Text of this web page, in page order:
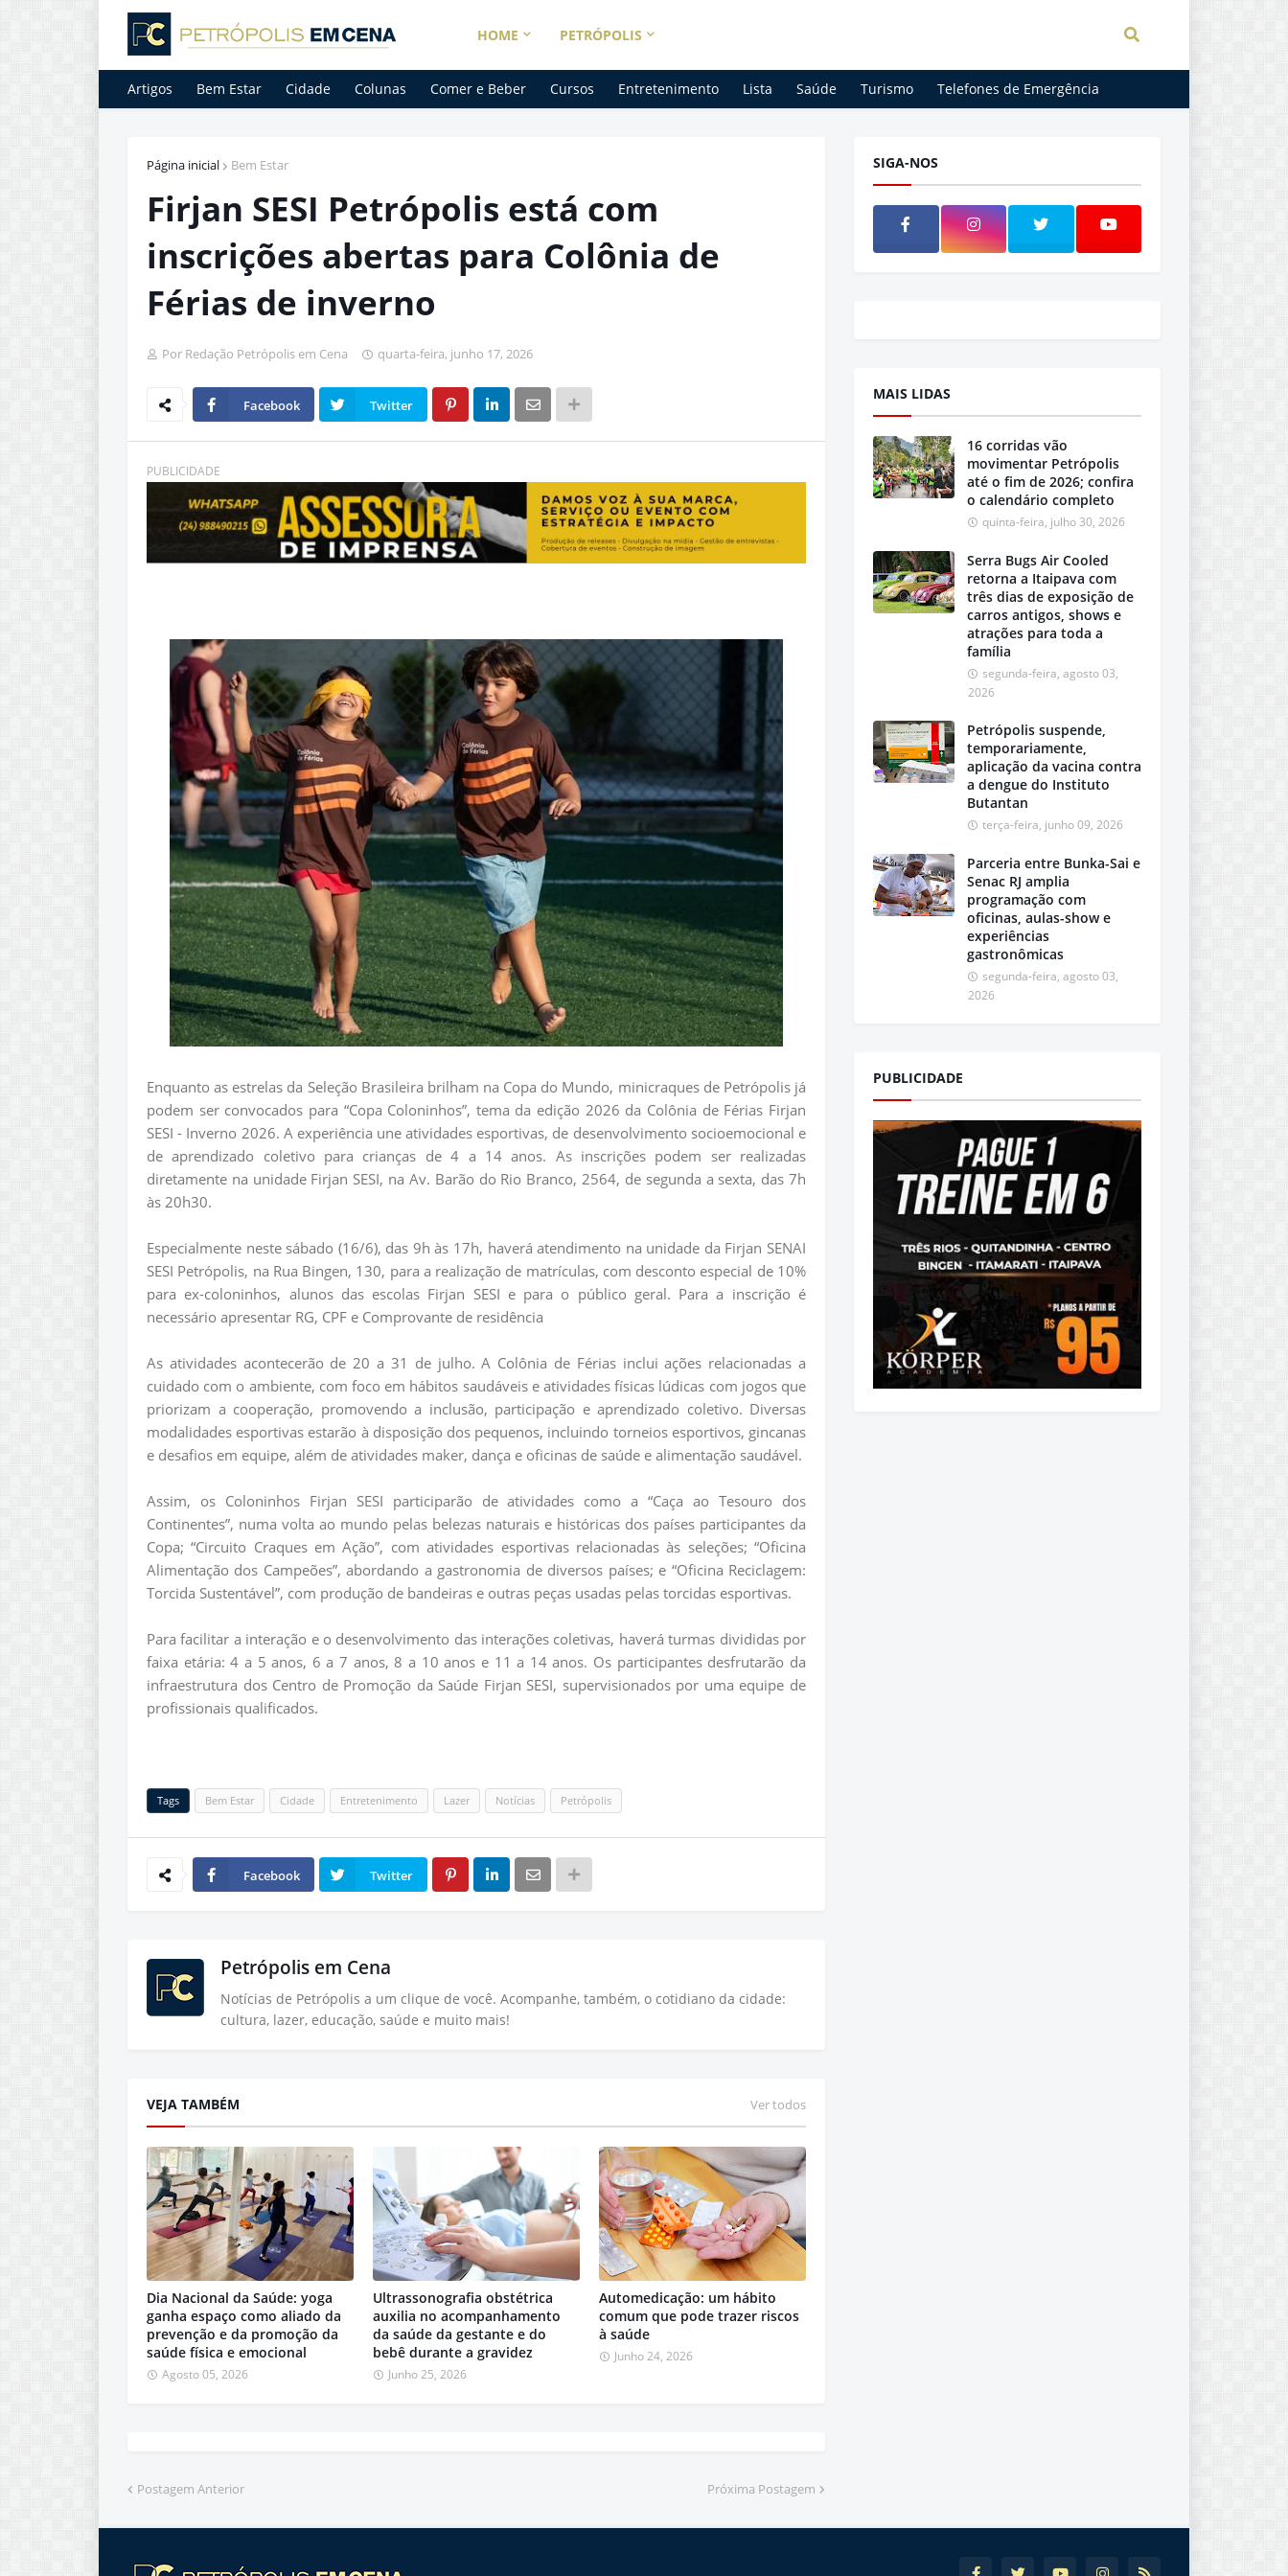
HOME PETRÓPOLIS
Artigos Bem Estar Cidade Colunas Comer e Beber Cursos Entretenimento Lista Saúde Turismo Telefones de Emergência
Página inicial Bem Estar
Firjan SESI Petrópolis está com
inscrições abertas para Colônia de
Férias de inverno
Por Redação Petrópolis em Cena quarta-feira, junho 17, 2026
Facebook Twitter
PUBLICIDADE
Enquanto as estrelas da Seleção Brasileira brilham na Copa do Mundo, minicraques de Petrópolis já
podem ser convocados para “Copa Coloninhos”, tema da edição 2026 da Colônia de Férias Firjan
SESI - Inverno 2026. A experiência une atividades esportivas, de desenvolvimento socioemocional e
de aprendizado coletivo para crianças de 4 a 14 anos. As inscrições podem ser realizadas
diretamente na unidade Firjan SESI, na Av. Barão do Rio Branco, 2564, de segunda a sexta, das 7h
às 20h30.
Especialmente neste sábado (16/6), das 9h às 17h, haverá atendimento na unidade da Firjan SENAI
SESI Petrópolis, na Rua Bingen, 130, para a realização de matrículas, com desconto especial de 10%
para ex-coloninhos, alunos das escolas Firjan SESI e para o público geral. Para a inscrição é
necessário apresentar RG, CPF e Comprovante de residência
As atividades acontecerão de 20 a 31 de julho. A Colônia de Férias inclui ações relacionadas a
cuidado com o ambiente, com foco em hábitos saudáveis e atividades físicas lúdicas com jogos que
priorizam a cooperação, promovendo a inclusão, participação e aprendizado coletivo. Diversas
modalidades esportivas estarão à disposição dos pequenos, incluindo torneios esportivos, gincanas
e desafios em equipe, além de atividades maker, dança e oficinas de saúde e alimentação saudável.
Assim, os Coloninhos Firjan SESI participarão de atividades como a “Caça ao Tesouro dos
Continentes”, numa volta ao mundo pelas belezas naturais e históricas dos países participantes da
Copa; “Circuito Craques em Ação”, com atividades esportivas relacionadas às seleções; “Oficina
Alimentação dos Campeões”, abordando a gastronomia de diversos países; e “Oficina Reciclagem:
Torcida Sustentável”, com produção de bandeiras e outras peças usadas pelas torcidas esportivas.
Para facilitar a interação e o desenvolvimento das interações coletivas, haverá turmas divididas por
faixa etária: 4 a 5 anos, 6 a 7 anos, 8 a 10 anos e 11 a 14 anos. Os participantes desfrutarão da
infraestrutura dos Centro de Promoção da Saúde Firjan SESI, supervisionados por uma equipe de
profissionais qualificados.
Tags Bem Estar Cidade Entretenimento Lazer Notícias Petrópolis
Facebook Twitter
Petrópolis em Cena
Notícias de Petrópolis a um clique de você. Acompanhe, também, o cotidiano da cidade:
cultura, lazer, educação, saúde e muito mais!
VEJA TAMBÉM Ver todos
Dia Nacional da Saúde: yoga
ganha espaço como aliado da
prevenção e da promoção da
saúde física e emocional
Agosto 05, 2026
Ultrassonografia obstétrica
auxilia no acompanhamento
da saúde da gestante e do
bebê durante a gravidez
Junho 25, 2026
Automedicação: um hábito
comum que pode trazer riscos
à saúde
Junho 24, 2026
Postagem Anterior Próxima Postagem
SIGA-NOS
MAIS LIDAS
16 corridas vão
movimentar Petrópolis
até o fim de 2026; confira
o calendário completo
quinta-feira, julho 30, 2026
Serra Bugs Air Cooled
retorna a Itaipava com
três dias de exposição de
carros antigos, shows e
atrações para toda a
família
segunda-feira, agosto 03,
2026
Petrópolis suspende,
temporariamente,
aplicação da vacina contra
a dengue do Instituto
Butantan
terça-feira, junho 09, 2026
Parceria entre Bunka-Sai e
Senac RJ amplia
programação com
oficinas, aulas-show e
experiências
gastronômicas
segunda-feira, agosto 03,
2026
PUBLICIDADE